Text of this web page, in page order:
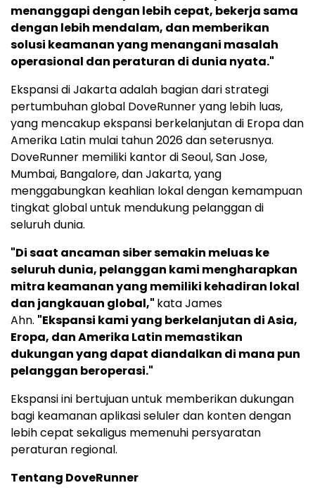
menanggapi dengan lebih cepat, bekerja sama
dengan lebih mendalam, dan memberikan
solusi keamanan yang menangani masalah
operasional dan peraturan di dunia nyata."
Ekspansi di Jakarta adalah bagian dari strategi
pertumbuhan global DoveRunner yang lebih luas,
yang mencakup ekspansi berkelanjutan di Eropa dan
Amerika Latin mulai tahun 2026 dan seterusnya.
DoveRunner memiliki kantor di Seoul, San Jose,
Mumbai, Bangalore, dan Jakarta, yang
menggabungkan keahlian lokal dengan kemampuan
tingkat global untuk mendukung pelanggan di
seluruh dunia.
"Di saat ancaman siber semakin meluas ke
seluruh dunia, pelanggan kami mengharapkan
mitra keamanan yang memiliki kehadiran lokal
dan jangkauan global," kata James
Ahn. "Ekspansi kami yang berkelanjutan di Asia,
Eropa, dan Amerika Latin memastikan
dukungan yang dapat diandalkan di mana pun
pelanggan beroperasi."
Ekspansi ini bertujuan untuk memberikan dukungan
bagi keamanan aplikasi seluler dan konten dengan
lebih cepat sekaligus memenuhi persyaratan
peraturan regional.
Tentang DoveRunner